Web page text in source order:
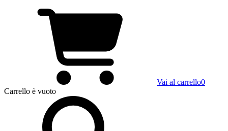
Vai al carrello0
Carrello è vuoto